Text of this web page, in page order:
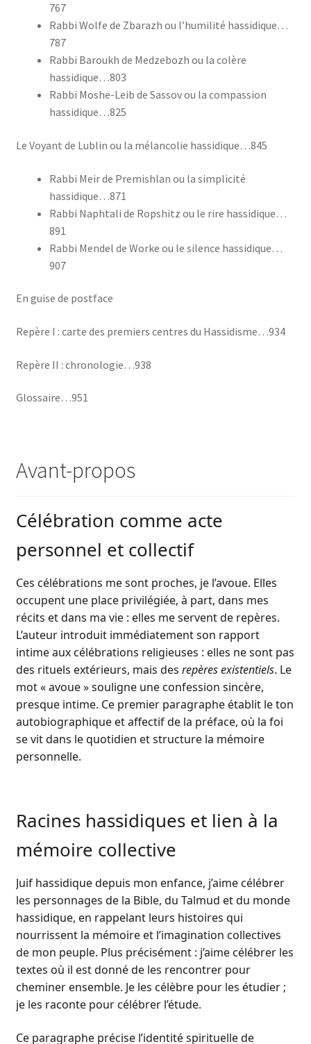
767
Rabbi Wolfe de Zbarazh ou l’humilité hassidique…
787
Rabbi Baroukh de Medzebozh ou la colère
hassidique…803
Rabbi Moshe-Leib de Sassov ou la compassion
hassidique…825
Le Voyant de Lublin ou la mélancolie hassidique…845
Rabbi Meir de Premishlan ou la simplicité
hassidique…871
Rabbi Naphtali de Ropshitz ou le rire hassidique…
891
Rabbi Mendel de Worke ou le silence hassidique…
907
En guise de postface
Repère I : carte des premiers centres du Hassidisme…934
Repère II : chronologie…938
Glossaire…951
Avant-propos
Célébration comme acte
personnel et collectif
Ces célébrations me sont proches, je l’avoue. Elles
occupent une place privilégiée, à part, dans mes
récits et dans ma vie : elles me servent de repères.
L’auteur introduit immédiatement son rapport
intime aux célébrations religieuses : elles ne sont pas
des rituels extérieurs, mais des repères existentiels. Le
mot « avoue » souligne une confession sincère,
presque intime. Ce premier paragraphe établit le ton
autobiographique et affectif de la préface, où la foi
se vit dans le quotidien et structure la mémoire
personnelle.
Racines hassidiques et lien à la
mémoire collective
Juif hassidique depuis mon enfance, j’aime célébrer
les personnages de la Bible, du Talmud et du monde
hassidique, en rappelant leurs histoires qui
nourrissent la mémoire et l’imagination collectives
de mon peuple. Plus précisément : j’aime célébrer les
textes où il est donné de les rencontrer pour
cheminer ensemble. Je les célèbre pour les étudier ;
je les raconte pour célébrer l’étude.
Ce paragraphe précise l’identité spirituelle de